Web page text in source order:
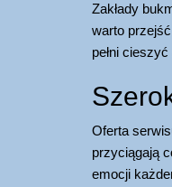
Zakłady
warto
pełni
Oferta
przyciągają
emocji